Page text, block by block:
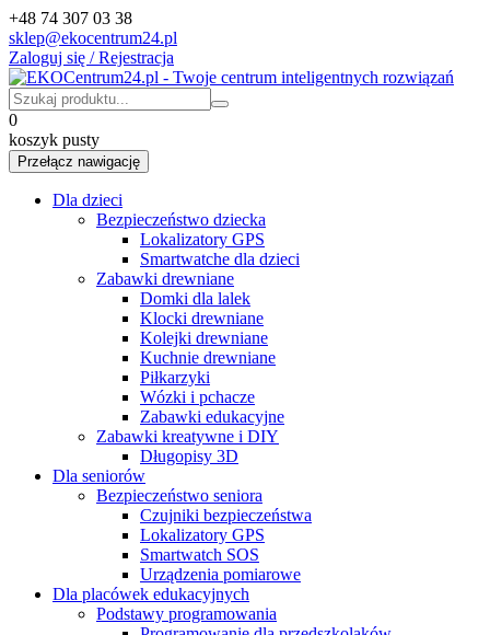
+48 74 307 03 38
sklep@ekocentrum24.pl
Zaloguj się / Rejestracja
0
koszyk pusty
Przełącz nawigację
Dla dzieci
Bezpieczeństwo dziecka
Lokalizatory GPS
Smartwatche dla dzieci
Zabawki drewniane
Domki dla lalek
Klocki drewniane
Kolejki drewniane
Kuchnie drewniane
Piłkarzyki
Wózki i pchacze
Zabawki edukacyjne
Zabawki kreatywne i DIY
Długopisy 3D
Dla seniorów
Bezpieczeństwo seniora
Czujniki bezpieczeństwa
Lokalizatory GPS
Smartwatch SOS
Urządzenia pomiarowe
Dla placówek edukacyjnych
Podstawy programowania